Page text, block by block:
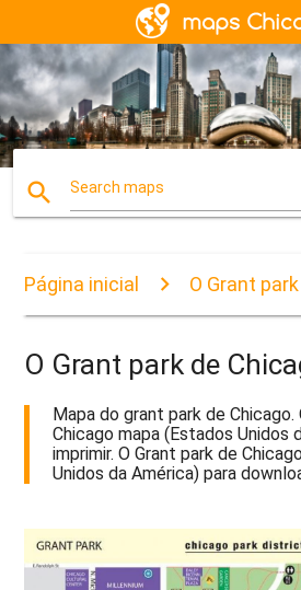
search Search maps
Página inicial O Grant
O Grant park de
Mapa do grant park de Chicago.
Chicago mapa (Estados Unidos
imprimir. O Grant park de
Unidos da América) para